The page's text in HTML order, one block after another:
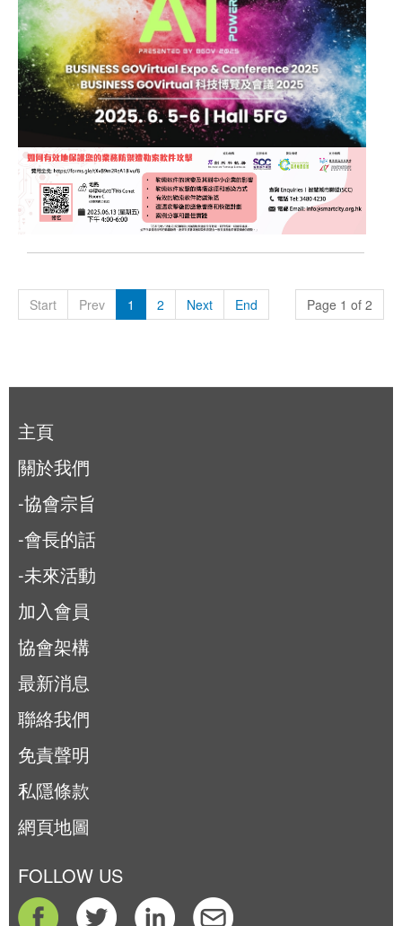
Page 1 of 2
Start Prev 1 2 Next End
主頁
關於我們
-協會宗旨
-會長的話
-未來活動
加入會員
協會架構
最新消息
聯絡我們
免責聲明
私隱條款
網頁地圖
FOLLOW US